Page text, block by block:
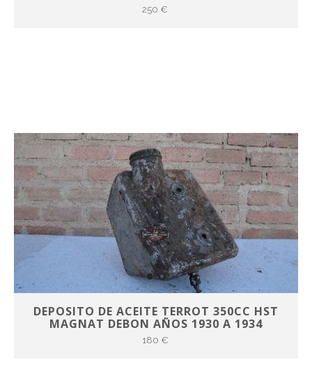
250 €
DEPOSITO DE ACEITE TERROT 350CC HST
MAGNAT DEBON AÑOS 1930 A 1934
180 €